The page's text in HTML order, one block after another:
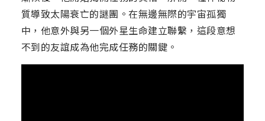
質導致太陽衰亡的謎團。在無邊無際的宇宙孤獨
中，他意外與另一個外星生命建立聯繫，這段意想
不到的友誼成為他完成任務的關鍵。